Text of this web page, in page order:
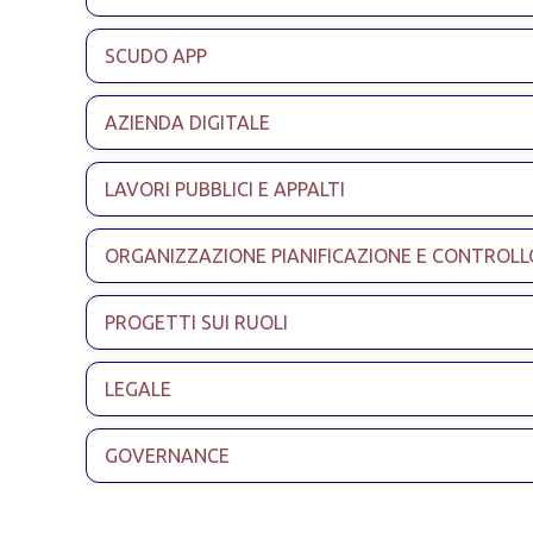
SCUDO APP
AZIENDA DIGITALE
LAVORI PUBBLICI E APPALTI
ORGANIZZAZIONE PIANIFICAZIONE E
PROGETTI SUI RUOLI
LEGALE
GOVERNANCE